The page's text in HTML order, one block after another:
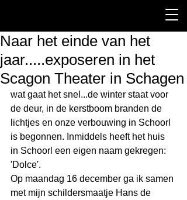
Naar het einde van het
jaar.....exposeren in het
Scagon Theater in Schagen
wat gaat het snel...de winter staat voor
de deur, in de kerstboom branden de
lichtjes en onze verbouwing in Schoorl
is begonnen. Inmiddels heeft het huis
in Schoorl een eigen naam gekregen:
'Dolce'.
Op maandag 16 december ga ik samen
met mijn schildersmaatje Hans de